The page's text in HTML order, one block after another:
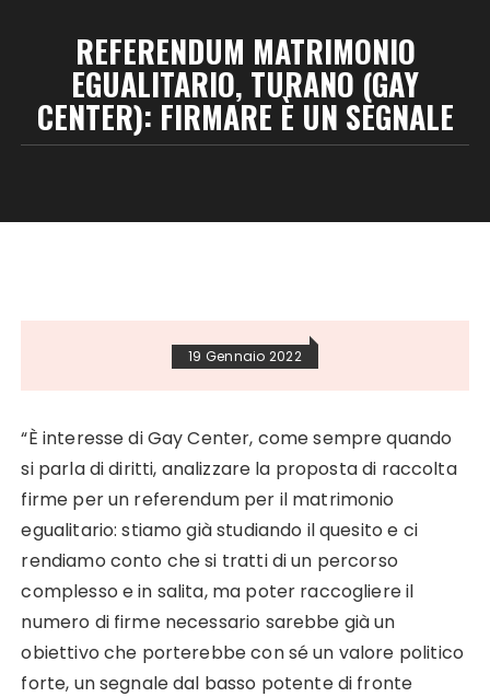
REFERENDUM MATRIMONIO
EGUALITARIO, TURANO (GAY
CENTER): FIRMARE È UN SEGNALE
19 Gennaio 2022
“È interesse di Gay Center, come sempre quando
si parla di diritti, analizzare la proposta di raccolta
firme per un referendum per il matrimonio
egualitario: stiamo già studiando il quesito e ci
rendiamo conto che si tratti di un percorso
complesso e in salita, ma poter raccogliere il
numero di firme necessario sarebbe già un
obiettivo che porterebbe con sé un valore politico
forte, un segnale dal basso potente di fronte